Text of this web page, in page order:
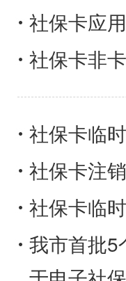
社保卡应
社保卡非
社保卡临
社保卡注销
社保卡临
我市首批5